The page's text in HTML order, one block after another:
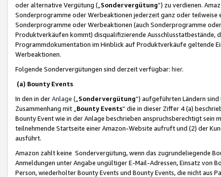
oder alternative Vergütung („ Sondervergütung”) zu verdienen.
Sonderprogramme oder Werbeaktionen jederzeit ganz oder
Sonderprogramme oder Werbeaktionen (auch Sonderprogramme
Produktverkäufen kommt) disqualifizierende Ausschlusstatbestände,
Programmdokumentation im Hinblick auf Produktverkäufe geltende
Werbeaktionen.
Folgende Sondervergütungen sind derzeit verfügbar: hier.
(a) Bounty Events
In den in derAnlage („ Sondervergütung“) aufgeführten Ländern
Zusammenhang mit „ Bounty Events“ die in dieser Ziffer 4 (a)
Bounty Event wie in der Anlage beschrieben anspruchsberechtigt sein
teilnehmende Startseite einer Amazon-Website aufruft und (2) der
ausführt.
Amazon zahlt keine Sondervergütung, wenn das zugrundeliegende
Anmeldungen unter Angabe ungültiger E-Mail-Adressen, Einsatz von
Person, wiederholter Bounty Events und Bounty Events, die nicht